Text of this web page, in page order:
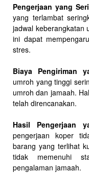
Pengerjaan yang
yang terlambat
jadwal keberangkatan
ini dapat
stres.
Biaya Pengiriman
umroh yang tinggi
umroh dan jamaah.
telah direncanakan.
Hasil Pengerjaan
pengerjaan koper
barang yang terlihat
tidak memenuhi
pengalaman jamaah.